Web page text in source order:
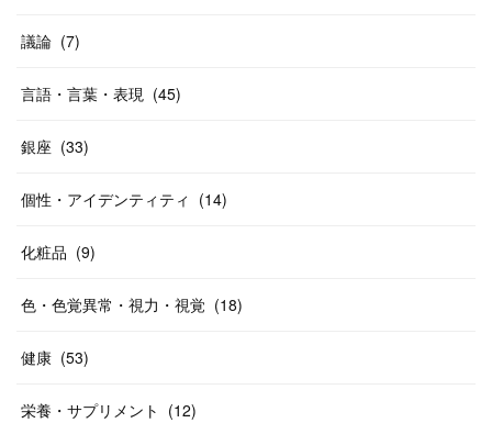
議論 (7)
言語・言葉・表現 (45)
銀座 (33)
個性・アイデンティティ (14)
化粧品 (9)
色・色覚異常・視力・視覚 (18)
健康 (53)
栄養・サプリメント (12)